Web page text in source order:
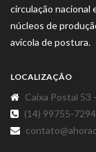
circulação
núcleos de
avícola de postura.
LOCALIZAÇÃO
Caixa Postal 53
(14) 99755-7294